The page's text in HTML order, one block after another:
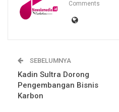
Comments
SEBELUMNYA
Kadin Sultra Dorong
Pengembangan Bisnis
Karbon